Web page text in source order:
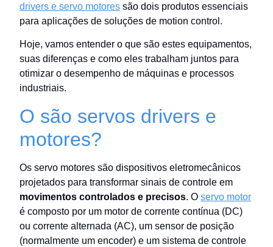
drivers e servo motores são dois produtos essenciais
para aplicações de soluções de motion control.
Hoje, vamos entender o que são estes equipamentos,
suas diferenças e como eles trabalham juntos para
otimizar o desempenho de máquinas e processos
industriais.
O são servos drivers e
motores?
Os servo motores são dispositivos eletromecânicos
projetados para transformar sinais de controle em
movimentos controlados e precisos. O servo motor
é composto por um motor de corrente contínua (DC)
ou corrente alternada (AC), um sensor de posição
(normalmente um encoder) e um sistema de controle